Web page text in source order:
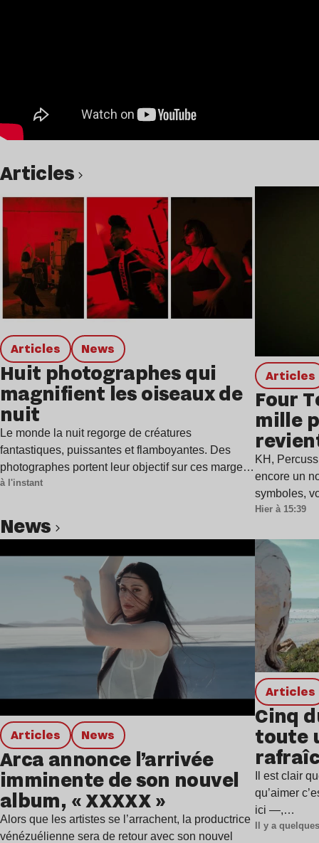
Articles
Articles news
Huit photographes qui
magnifient les oiseaux de
nuit
Le monde la nuit regorge de créatures
fantastiques, puissantes et flamboyantes. Des
photographes portent leur objectif sur ces marges
et…
à l'instant
Articles
Four
mille
single
KH,
encore un
symboles,
Hier à 15:39
Lire l’article
news
Articles news
Arca annonce l’arrivée
imminente de son nouvel
album, « XXXXX »
Alors que les artistes se l’arrachent, la productrice
vénézuélienne sera de retour avec son nouvel
Articles
Cinq
toute
Il est clair
qu’aimer
ici —,…
Il y a